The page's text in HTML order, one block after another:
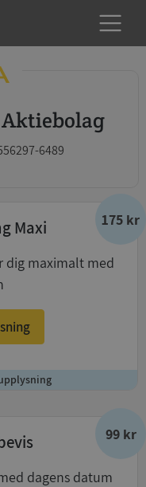
Aktiebolag
6489
175 kr
Maxi
dig maximalt med
99 kr
dagens datum